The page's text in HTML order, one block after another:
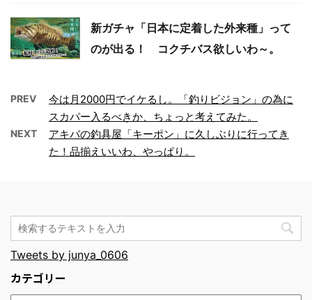
新ガチャ「日本に定着した外来種」って
のが出る！ コクチバス欲しいわ～。
PREV
今は月2000円でイケるし。「釣りビジョン」の為に
スカパー入るべきか、ちょっと考えてみた。
NEXT
アキバの釣具屋「キーポン」に久しぶりに行ってき
た！品揃えいいわ、やっぱり。
Tweets by junya_0606
カテゴリー